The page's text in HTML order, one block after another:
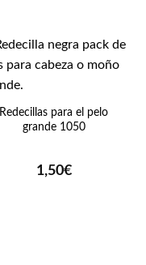
Redecillas para el pelo
grande 1050
1,50€